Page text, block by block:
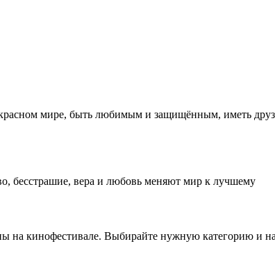
мире, быть любимым и защищённым, иметь
бесстрашие, вера и любовь меняют мир к лучшему
на кинофестивале. Выбирайте нужную категорию и